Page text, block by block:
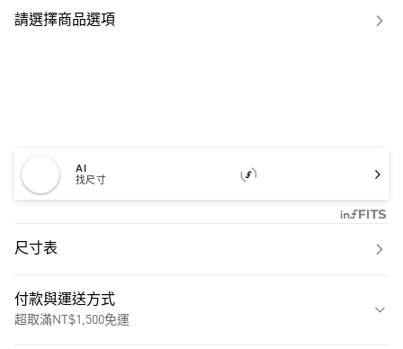
請選擇商品選項
AI
找尺寸
尺寸表
付款與運送方式
超取滿NT$1,500免運